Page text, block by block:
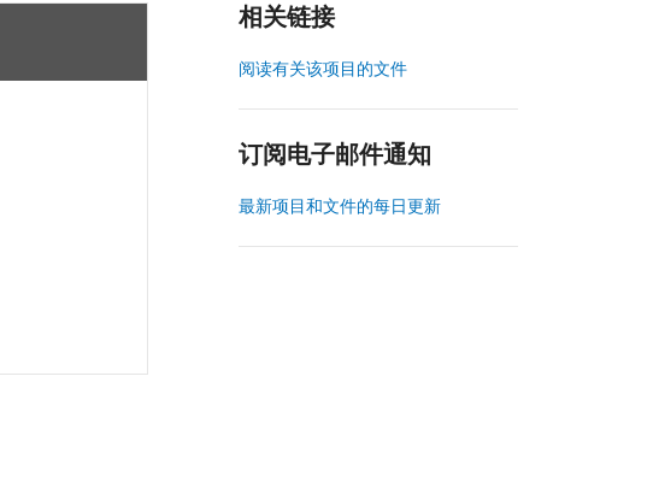
相关链接
阅读有关该项目的文件
订阅电子邮件通知
最新项目和文件的每日更新